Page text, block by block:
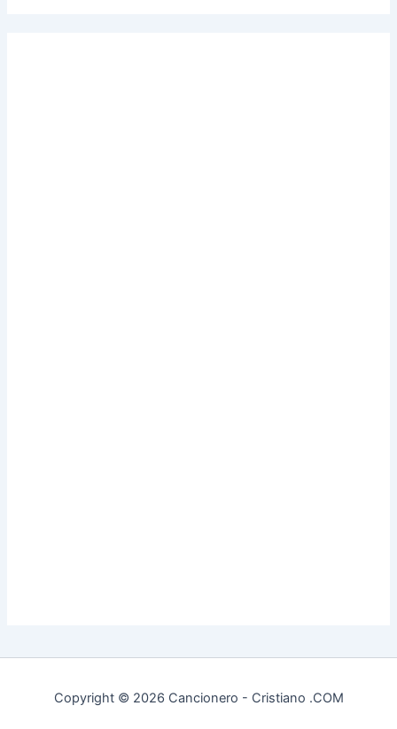
Copyright © 2026 Cancionero - Cristiano .COM